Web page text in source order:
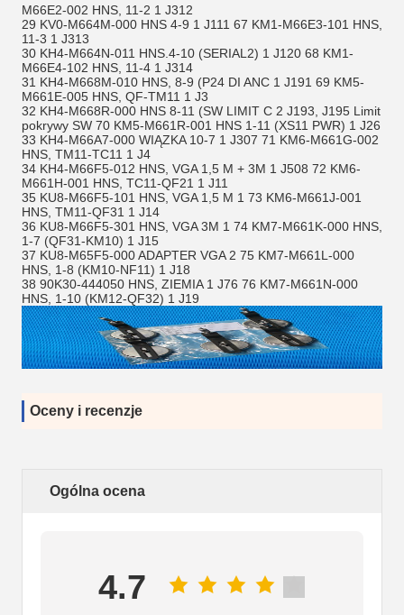
M66E2-002 HNS, 11-2 1 J312
29 KV0-M664M-000 HNS 4-9 1 J111 67 KM1-M66E3-101 HNS,
11-3 1 J313
30 KH4-M664N-011 HNS.4-10 (SERIAL2) 1 J120 68 KM1-
M66E4-102 HNS, 11-4 1 J314
31 KH4-M668M-010 HNS, 8-9 (P24 DI ANC 1 J191 69 KM5-
M661E-005 HNS, QF-TM11 1 J3
32 KH4-M668R-000 HNS 8-11 (SW LIMIT C 2 J193, J195 Limit
pokrywy SW 70 KM5-M661R-001 HNS 1-11 (XS11 PWR) 1 J26
33 KH4-M66A7-000 WIĄZKA 10-7 1 J307 71 KM6-M661G-002
HNS, TM11-TC11 1 J4
34 KH4-M66F5-012 HNS, VGA 1,5 M + 3M 1 J508 72 KM6-
M661H-001 HNS, TC11-QF21 1 J11
35 KU8-M66F5-101 HNS, VGA 1,5 M 1 73 KM6-M661J-001
HNS, TM11-QF31 1 J14
36 KU8-M66F5-301 HNS, VGA 3M 1 74 KM7-M661K-000 HNS,
1-7 (QF31-KM10) 1 J15
37 KU8-M65F5-000 ADAPTER VGA 2 75 KM7-M661L-000
HNS, 1-8 (KM10-NF11) 1 J18
38 90K30-444050 HNS, ZIEMIA 1 J76 76 KM7-M661N-000
HNS, 1-10 (KM12-QF32) 1 J19
Oceny i recenzje
Ogólna ocena
4.7